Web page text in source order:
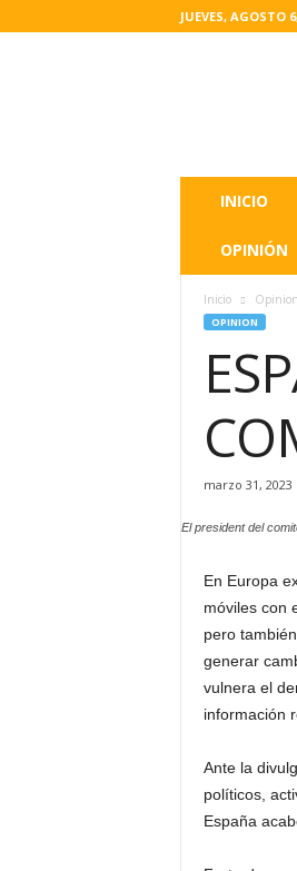
JUEVES, AGOSTO
H
INICIO
OPINIÓN
Inicio Opinion
OPINION
marzo 31, 2023
El president del
En Europa
móviles con
pero
generar
vulnera el
información
Ante la
políticos,
España